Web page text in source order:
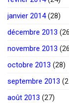
janvier 2014(28)
décembre 2013
novembre 2013
octobre 2013 (28)
septembre 2013
août 2013 (27)